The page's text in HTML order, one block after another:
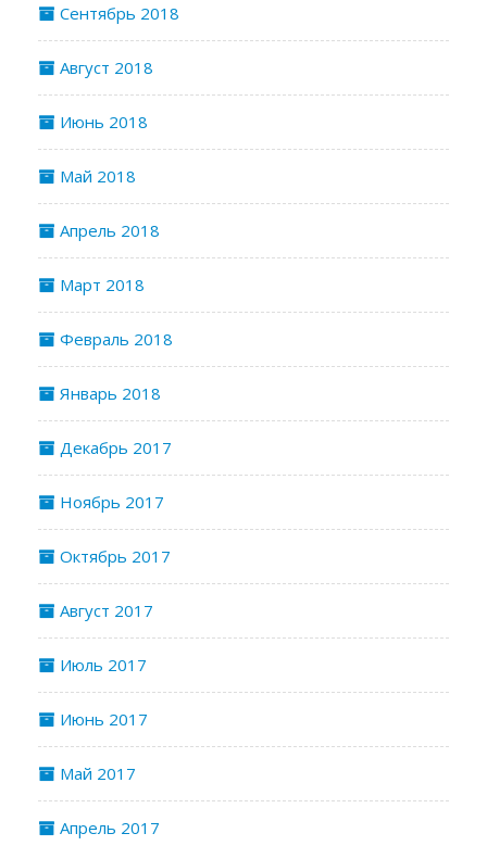
Сентябрь 2018
Август 2018
Июнь 2018
Май 2018
Апрель 2018
Март 2018
Февраль 2018
Январь 2018
Декабрь 2017
Ноябрь 2017
Октябрь 2017
Август 2017
Июль 2017
Июнь 2017
Май 2017
Апрель 2017